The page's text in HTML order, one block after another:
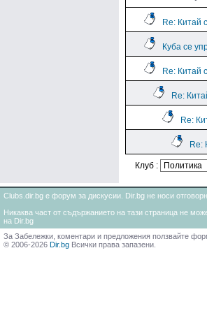
Re: Китай
Куба се
Re: Китай
Re:
Re:
Re:
Клуб :
Clubs.dir.bg е форум за дискусии. Dir.bg не носи
Никаква част от съдържанието на тази страница не
на Dir.bg
За Забележки, коментари и предложения ползвайте
© 2006-2026 Dir.bg Всички права запазени.